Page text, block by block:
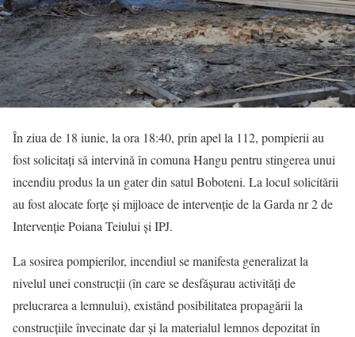
În ziua de 18 iunie, la ora 18:40, prin apel la 112, pompierii au
fost solicitați să intervină în comuna Hangu pentru stingerea unui
incendiu produs la un gater din satul Boboteni. La locul solicitării
au fost alocate forțe și mijloace de intervenție de la Garda nr 2 de
Intervenție Poiana Teiului și IPJ.
La sosirea pompierilor, incendiul se manifesta generalizat la
nivelul unei construcții (în care se desfășurau activități de
prelucrarea a lemnului), existând posibilitatea propagării la
construcțiile învecinate dar și la materialul lemnos depozitat în